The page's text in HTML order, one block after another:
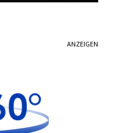
ANZEIGEN